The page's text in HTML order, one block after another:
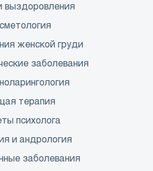
выздоровления
женской груди
заболевания
терапия
психолога
и андрология
заболевания